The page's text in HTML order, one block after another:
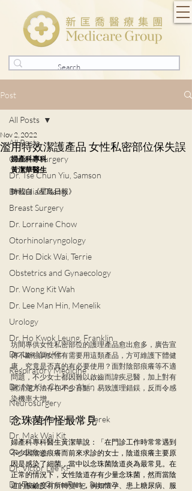
Post
All Posts
General Surgery
Dr. Tse Chun Yiu, Samson
Dr. Julian Tsang
Breast Surgery
Dr. Lorraine Chow
Otorhinolaryngology
Dr. Ho Dick Wai, Terrie
Obstetrics and Gynaecology
Dr. Wong Kit Wah
Dr. Lee Man Hin, Menelik
Urology
Dr. Ho Kwok Leung, Franklin
Dr. Lee Yue Kit
Respiratory Medicine
Dr. Ng Kin Chung, Alvin
Neurosurgery
Dr. Wong Ping Hong, Derek
Dr. Mak Wai Kit
Cardiology
Dr. Victor Lee KF
Dr. Tsang Chun Fung, Sunny
All Posts
濫用特效潔護產品 女性私密部位保失誤
Nov 2, 2022
婦產科專科
黃潔華醫生
轉載自《星島日報》
坊間專供女性私密部位的護理產品愈出愈多，廣告宣
傳不斷強調女性有需要用這類產品，方可維護下體健
康，究竟是否真的有必要使用？面對陰部痕癢等不適
問題，不少女士都因難以啟齒而諱疾忌醫，加上對有
關清潔方法存在不少盲點，易致護理錯鋘，反而令感
染機率大增。
念珠菌作怪最常見
婦產科專科醫生黃潔華說：「在門診工作時常常遇到
不少因陰道痕癢而前來求診的女士，陰道痕癢主要原
因是感染了細菌，當中以念珠菌陰道炎為最常見。在
正常的情況下，女性陰道存有少量念珠菌，然而當陰
道的酸鹼度有所轉變時，例如懷孕、患上糖尿病、服